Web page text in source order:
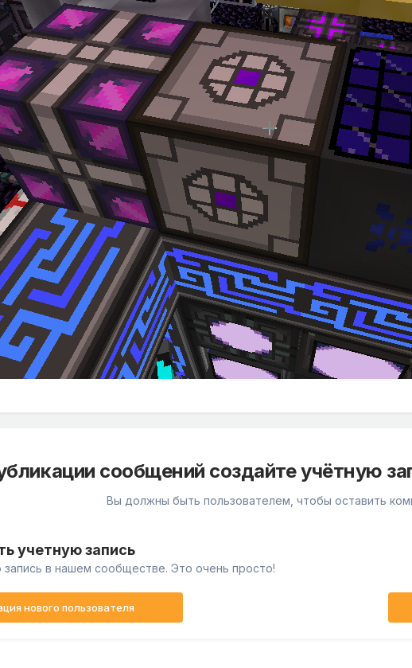
сообщений создайте учётную
Вы должны быть пользователем, чтобы оставить
учетную запись
в нашем сообществе. Это очень просто!
нового пользователя